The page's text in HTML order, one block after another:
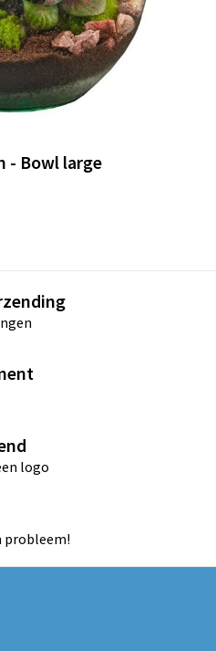
- Bowl large
logo
probleem!